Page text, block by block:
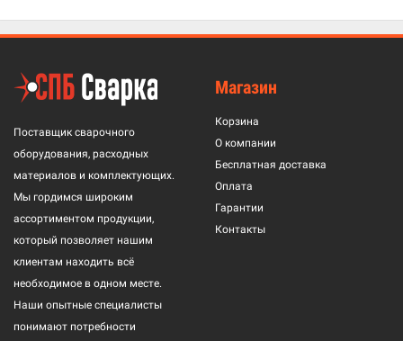
Поставщик сварочного
оборудования, расходных
материалов и комплектующих.
Мы гордимся широким
ассортиментом продукции,
который позволяет нашим
клиентам находить всё
необходимое в одном месте.
Наши опытные специалисты
понимают потребности
Магазин
Корзина
О компании
Бесплатная доставка
Оплата
Гарантии
Контакты